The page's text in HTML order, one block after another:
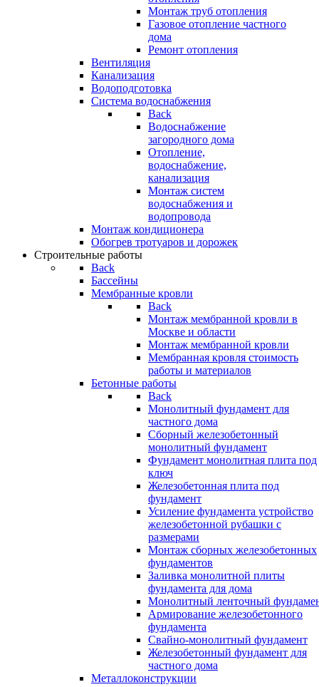
Монтаж труб отопления
Газовое отопление частного
дома
Ремонт отопления
Вентиляция
Канализация
Водоподготовка
Система водоснабжения
Back
Водоснабжение
загородного дома
Отопление,
водоснабжение,
канализация
Монтаж систем
водоснабжения и
водопровода
Монтаж кондиционера
Обогрев тротуаров и дорожек
Строительные работы
Back
Бассейны
Мембранные кровли
Back
Монтаж мембранной кровли в
Москве и области
Монтаж мембранной кровли
Мембранная кровля стоимость
работы и материалов
Бетонные работы
Back
Монолитный фундамент для
частного дома
Сборный железобетонный
монолитный фундамент
Фундамент монолитная плита под
ключ
Железобетонная плита под
фундамент
Усиление фундамента устройство
железобетонной рубашки с
размерами
Монтаж сборных железобетонных
фундаментов
Заливка монолитной плиты
фундамента для дома
Монолитный ленточный
Армирование железобетонного
фундамента
Свайно-монолитный фундамент
Железобетонный фундамент для
частного дома
Металлоконструкции